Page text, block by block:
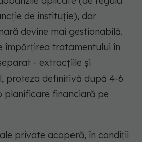
de instituție), dar
devine mai gestionabilă.
împărțirea tratamentului în
- extracțiile și
proteza definitivă după 4-6
planificare financiară pe
private acoperă, în condiții